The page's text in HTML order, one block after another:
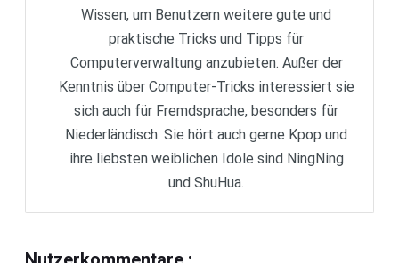
Wissen, um Benutzern weitere gute und
praktische Tricks und Tipps für
Computerverwaltung anzubieten. Außer der
Kenntnis über Computer-Tricks interessiert sie
sich auch für Fremdsprache, besonders für
Niederländisch. Sie hört auch gerne Kpop und
ihre liebsten weiblichen Idole sind NingNing
und ShuHua.